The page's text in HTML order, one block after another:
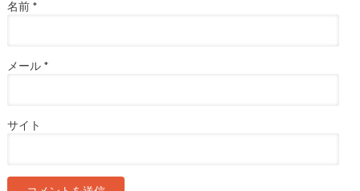
名前 *
メール *
サイト